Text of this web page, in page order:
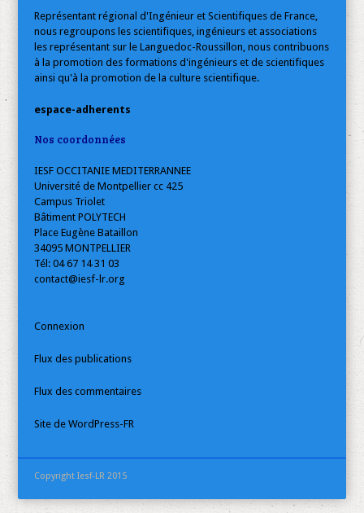
Représentant régional d'Ingénieur et Scientifiques de France,
nous regroupons les scientifiques, ingénieurs et associations
les représentant sur le Languedoc-Roussillon, nous contribuons
à la promotion des formations d'ingénieurs et de scientifiques
ainsi qu'à la promotion de la culture scientifique.
espace-adherents
Nos coordonnées
IESF OCCITANIE MEDITERRANNEE
Université de Montpellier cc 425
Campus Triolet
Bâtiment POLYTECH
Place Eugène Bataillon
34095 MONTPELLIER
Tél: 04 67 14 31 03
contact@iesf-lr.org
Connexion
Flux des publications
Flux des commentaires
Site de WordPress-FR
Copyright Iesf-LR 2015